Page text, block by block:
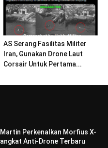
AS Serang Fasilitas Militer
Iran, Gunakan Drone Laut
Corsair Untuk Pertama...
Perkenalkan Morfius X-
Anti-Drone Terbaru